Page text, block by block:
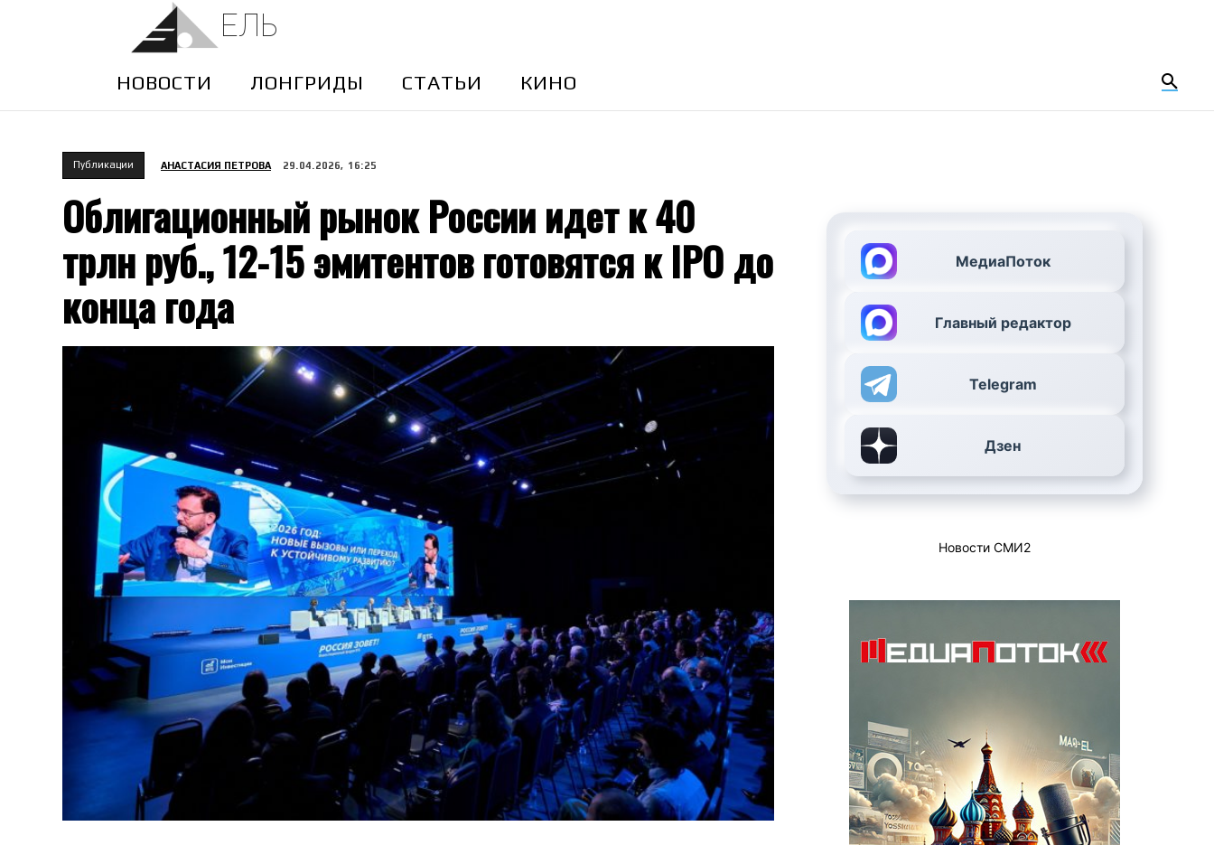
ЕЛЬ
НОВОСТИ ЛОНГРИДЫ CТАТЬИ КИНО
Публикации АНАСТАСИЯ ПЕТРОВА 29.04.2026, 16:25
Облигационный рынок России идет к 40
трлн руб., 12-15 эмитентов готовятся к IPO до
конца года
МедиаПоток
Главный редактор
Telegram
Дзен
Новости СМИ2